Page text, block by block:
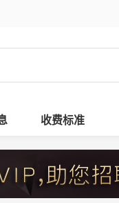
收费标准